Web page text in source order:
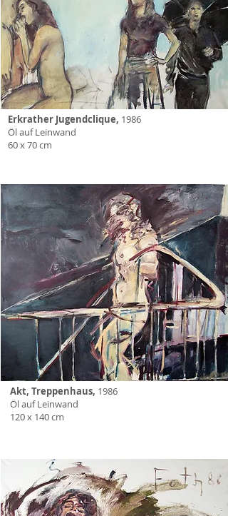
Erkrather Jugendclique, 1986
Öl auf Leinwand
60 x 70 cm
Akt, Treppenhaus, 1986
Öl auf Leinwand
120 x 140 cm